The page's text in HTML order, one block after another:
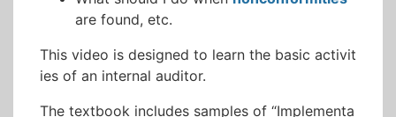
are found, etc.
This video is designed to learn the basic activit
ies of an internal auditor.
The textbook includes samples of “Implementa